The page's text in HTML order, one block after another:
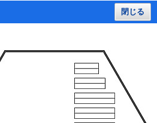
閉じる